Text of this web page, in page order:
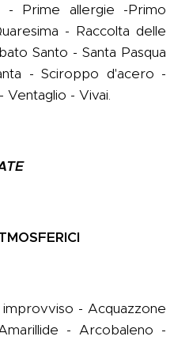
- Prime allergie -Primo
- Raccolta delle
Santo - Santa Pasqua
- Sciroppo d'acero -
Ventaglio - Vivai.
- Acquazzone
- Arcobaleno -